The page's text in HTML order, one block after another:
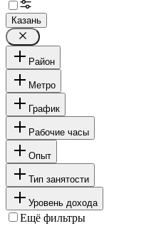
Казань
Район
Метро
График
Рабочие часы
Опыт
Тип занятости
Уровень дохода
Ещё фильтры